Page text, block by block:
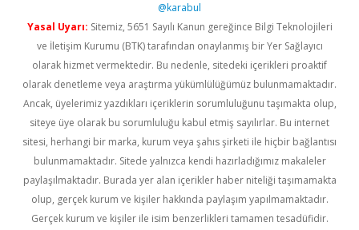
@karabul
Yasal Uyarı: Sitemiz, 5651 Sayılı Kanun gereğince Bilgi Teknolojileri
ve İletişim Kurumu (BTK) tarafından onaylanmış bir Yer Sağlayıcı
olarak hizmet vermektedir. Bu nedenle, sitedeki içerikleri proaktif
olarak denetleme veya araştırma yükümlülüğümüz bulunmamaktadır.
Ancak, üyelerimiz yazdıkları içeriklerin sorumluluğunu taşımakta olup,
siteye üye olarak bu sorumluluğu kabul etmiş sayılırlar. Bu internet
sitesi, herhangi bir marka, kurum veya şahıs şirketi ile hiçbir bağlantısı
bulunmamaktadır. Sitede yalnızca kendi hazırladığımız makaleler
paylaşılmaktadır. Burada yer alan içerikler haber niteliği taşımamakta
olup, gerçek kurum ve kişiler hakkında paylaşım yapılmamaktadır.
Gerçek kurum ve kişiler ile isim benzerlikleri tamamen tesadüfidir.